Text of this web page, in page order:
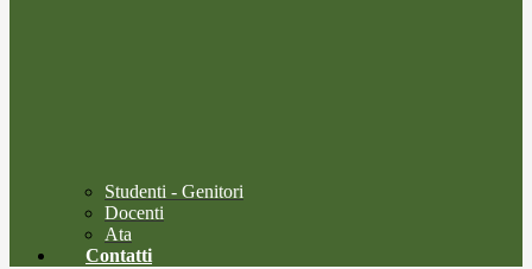
Studenti - Genitori
Docenti
Ata
Contatti